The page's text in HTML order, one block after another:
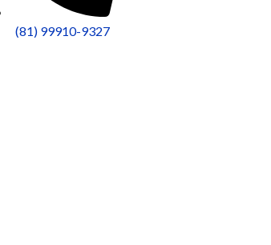
(81) 99910-9327